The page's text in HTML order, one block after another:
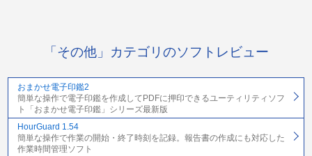
「その他」カテゴリのソフトレビュー
おまかせ電子印鑑2
簡単な操作で電子印鑑を作成してPDFに押印できるユーティリティソフ
ト「おまかせ電子印鑑」シリーズ最新版
HourGuard 1.54
簡単な操作で作業の開始・終了時刻を記録。報告書の作成にも対応した
作業時間管理ソフト